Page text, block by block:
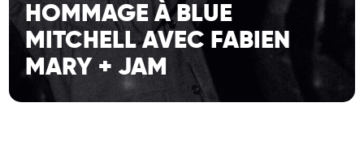
HOMMAGE À BLUE
MITCHELL AVEC FABIEN
MARY + JAM